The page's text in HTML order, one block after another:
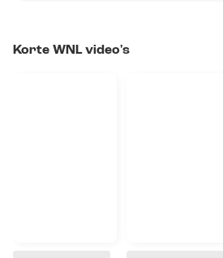
Korte WNL video's